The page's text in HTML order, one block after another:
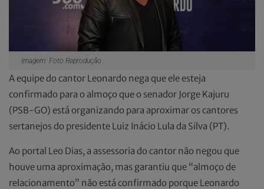
Imagem: Foto Reprodução
A equipe do cantor Leonardo nega que ele esteja
confirmado para o almoço que o senador Jorge Kajuru
(PSB-GO) está organizando para aproximar os cantores
sertanejos do presidente Luiz Inácio Lula da Silva (PT).
Ao portal Leo Dias, a assessoria do cantor não negou que
houve uma aproximação, mas garantiu que “almoço de
relacionamento” não está confirmado porque Leonardo